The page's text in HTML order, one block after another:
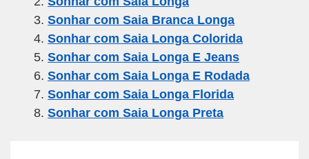
b
o
o
k
a
m
A
p
p
Sonhar com Saia Branca Longa
Sonhar com Saia Longa Colorida
Sonhar com Saia Longa E Jeans
Sonhar com Saia Longa E Rodada
Sonhar com Saia Longa Florida
Sonhar com Saia Longa Preta